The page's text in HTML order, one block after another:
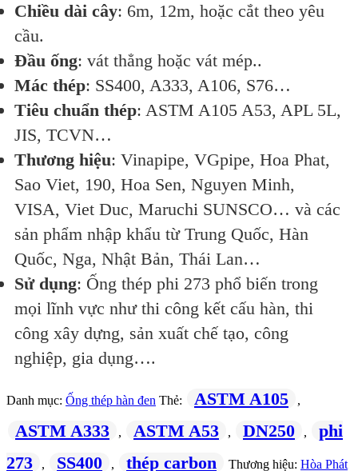
Chiều dài cây: 6m, 12m, hoặc cắt theo yêu
cầu.
Đầu ống: vát thẳng hoặc vát mép..
Mác thép: SS400, A333, A106, S76…
Tiêu chuẩn thép: ASTM A105 A53, APL 5L,
JIS, TCVN…
Thương hiệu: Vinapipe, VGpipe, Hoa Phat,
Sao Viet, 190, Hoa Sen, Nguyen Minh,
VISA, Viet Duc, Maruchi SUNSCO… và các
sản phẩm nhập khẩu từ Trung Quốc, Hàn
Quốc, Nga, Nhật Bản, Thái Lan…
Sử dụng: Ống thép phi 273 phổ biến trong
mọi lĩnh vực như thi công kết cấu hàn, thi
công xây dựng, sản xuất chế tạo, công
nghiệp, gia dụng….
Danh mục: Ống thép hàn đen Thẻ: ASTM A105 ,
ASTM A333 , ASTM A53 , DN250 ,
phi
273
, SS400 , thép carbon Thương hiệu: Hòa Phát